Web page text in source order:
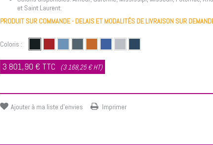
et Saint Laurent.
PRODUIT SUR COMMANDE - DELAIS ET MODALITÉS DE LIVRAISON SUR
Coloris :
3 801,90 € TTC (3 168,25 € HT)
Ajouter à ma liste d'envies Imprimer